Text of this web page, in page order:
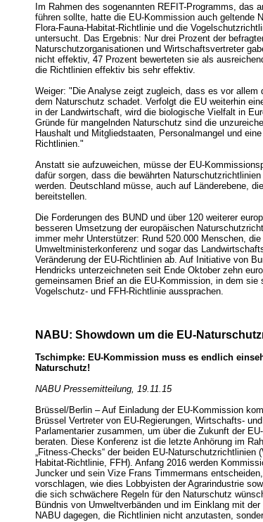
Im Rahmen des sogenannten REFIT-Programms, das
führen sollte, hatte die EU-Kommission auch geltende
Flora-Fauna-Habitat-Richtlinie und die
untersucht. Das Ergebnis: Nur drei Prozent der
Naturschutzorganisationen und Wirtschaftsvertreter
nicht effektiv, 47 Prozent bewerteten sie als
die Richtlinien effektiv bis sehr effektiv.
Weiger: "Die Analyse zeigt zugleich, dass es vor allem
dem Naturschutz schadet. Verfolgt die EU weiterhin
in der Landwirtschaft, wird die biologische Vielfalt in
Gründe für mangelnden Naturschutz sind die
Haushalt und Mitgliedstaaten, Personalmangel und
Richtlinien."
Anstatt sie aufzuweichen, müsse der EU-
dafür sorgen, dass die bewährten
werden. Deutschland müsse, auch auf Länderebene,
bereitstellen.
Die Forderungen des BUND und über 120 weiterer
besseren Umsetzung der europäischen
immer mehr Unterstützer: Rund 520.000 Menschen,
Umweltministerkonferenz und sogar das
Veränderung der EU-Richtlinien ab. Auf Initiative von
Hendricks unterzeichneten seit Ende Oktober zehn
gemeinsamen Brief an die EU-Kommission, in dem sie
Vogelschutz- und FFH-Richtlinie aussprachen.
NABU: Showdown um die EU-
Tschimpke: EU-Kommission muss es endlich
Naturschutz!
NABU Pressemitteilung, 19.11.15
Brüssel/Berlin – Auf Einladung der EU-Kommission
Brüssel Vertreter von EU-Regierungen, Wirtschafts-
Parlamentarier zusammen, um über die Zukunft der
beraten. Diese Konferenz ist die letzte Anhörung im
„Fitness-Checks“ der beiden EU-Naturschutzrichtlinien
Habitat-Richtlinie, FFH). Anfang 2016 werden
Juncker und sein Vize Frans Timmermans
vorschlagen, wie dies Lobbyisten der Agrarindustrie
die sich schwächere Regeln für den Naturschutz
Bündnis von Umweltverbänden und im Einklang mit
NABU dagegen, die Richtlinien nicht anzutasten,